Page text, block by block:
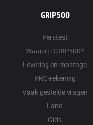
GRIP500
Perstest
Waarom GRIP500?
Levering en montage
PRO-rekening
Vaak gestelde vragen
Land
Gids